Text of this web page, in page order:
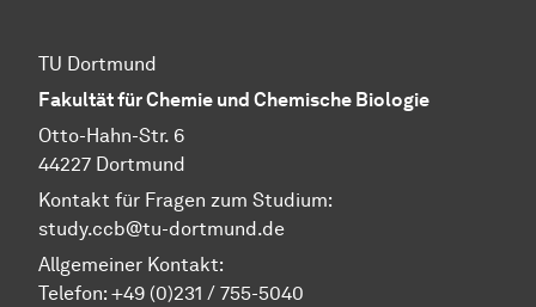
TU Dortmund
Fakultät für Chemie und Chemische Biologie
Otto-Hahn-Str. 6
44227 Dortmund
Kontakt für Fragen zum Studium:
study.ccb@tu-dortmund.de
Allgemeiner Kontakt:
Telefon: +49 (0)231 / 755-5040